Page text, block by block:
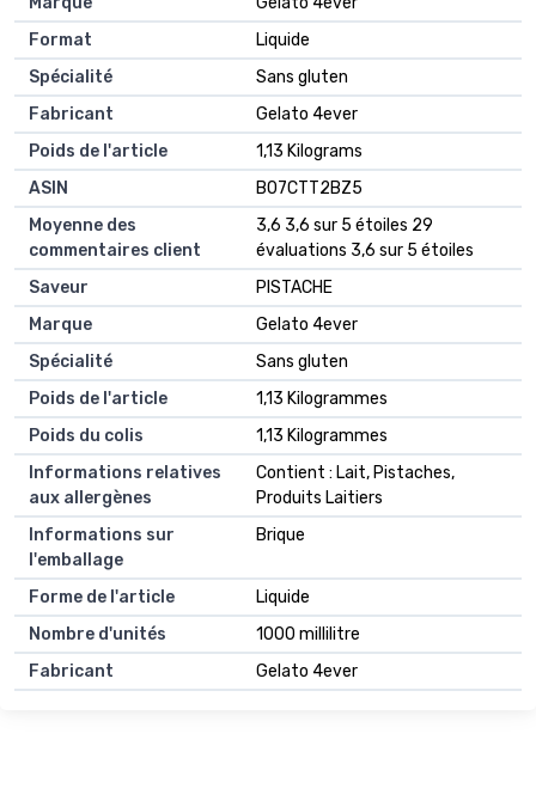
Format
‎Liquide
Spécialité
‎Sans gluten
Fabricant
‎Gelato 4ever
Poids de l'article
‎1,13 Kilograms
ASIN
B07CTT2BZ5
Moyenne des
commentaires client
3,6 3,6 sur 5 étoiles 29
évaluations 3,6 sur 5 étoiles
Saveur
PISTACHE
Marque
Gelato 4ever
Spécialité
Sans gluten
Poids de l'article
1,13 Kilogrammes
Poids du colis
1,13 Kilogrammes
Informations relatives
aux allergènes
Contient : Lait, Pistaches,
Produits Laitiers
Informations sur
l'emballage
Brique
Forme de l'article
Liquide
Nombre d'unités
1000 millilitre
Fabricant
Gelato 4ever